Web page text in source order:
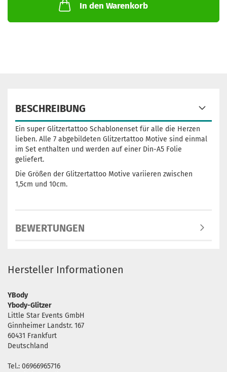
In den Warenkorb
BESCHREIBUNG
Ein super Glitzertattoo Schablonenset für alle die Herzen
lieben. Alle 7 abgebildeten Glitzertattoo Motive sind einmal
im Set enthalten und werden auf einer Din-A5 Folie
geliefert.
Die Größen der Glitzertattoo Motive variieren zwischen
1,5cm und 10cm.
BEWERTUNGEN
Hersteller Informationen
YBody
Ybody-Glitzer
Little Star Events GmbH
Ginnheimer Landstr. 167
60431 Frankfurt
Deutschland
Tel.: 06966965716